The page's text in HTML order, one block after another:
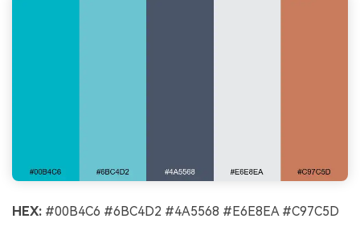
HEX: #00B4C6 #6BC4D2 #4A5568 #E6E8EA #C97C5D